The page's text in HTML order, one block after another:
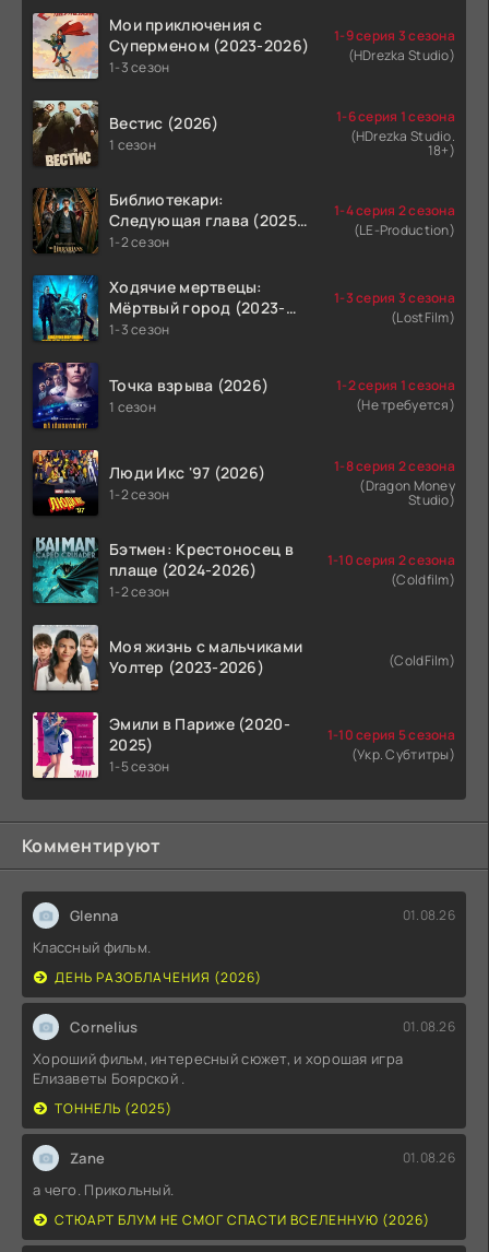
Мои приключения с
Суперменом (2023-2026)
1-3 сезон
1-9 серия 3 сезона
(HDrezka Studio)
Вестис (2026)
1 сезон
1-6 серия 1 сезона
(HDrezka Studio.
18+)
Библиотекари:
Следующая глава (2025-
2026)
1-2 сезон
1-4 серия 2 сезона
(LE-Production)
Ходячие мертвецы:
Мёртвый город (2023-
2026)
1-3 сезон
1-3 серия 3 сезона
(LostFilm)
Точка взрыва (2026)
1 сезон
1-2 серия 1 сезона
(Не требуется)
Люди Икс '97 (2026)
1-2 сезон
1-8 серия 2 сезона
(Dragon Money
Studio)
Бэтмен: Крестоносец в
плаще (2024-2026)
1-2 сезон
1-10 серия 2 сезона
(Coldfilm)
Моя жизнь с мальчиками
Уолтер (2023-2026)
(ColdFilm)
Эмили в Париже (2020-
2025)
1-5 сезон
1-10 серия 5 сезона
(Укр. Субтитры)
Комментируют
Glenna 01.08.26
Классный фильм.
ДЕНЬ РАЗОБЛАЧЕНИЯ (2026)
Cornelius 01.08.26
Хороший фильм, интересный сюжет, и хорошая игра
Елизаветы Боярской .
ТОННЕЛЬ (2025)
Zane 01.08.26
а чего. Прикольный.
СТЮАРТ БЛУМ НЕ СМОГ СПАСТИ ВСЕЛЕННУЮ (2026)